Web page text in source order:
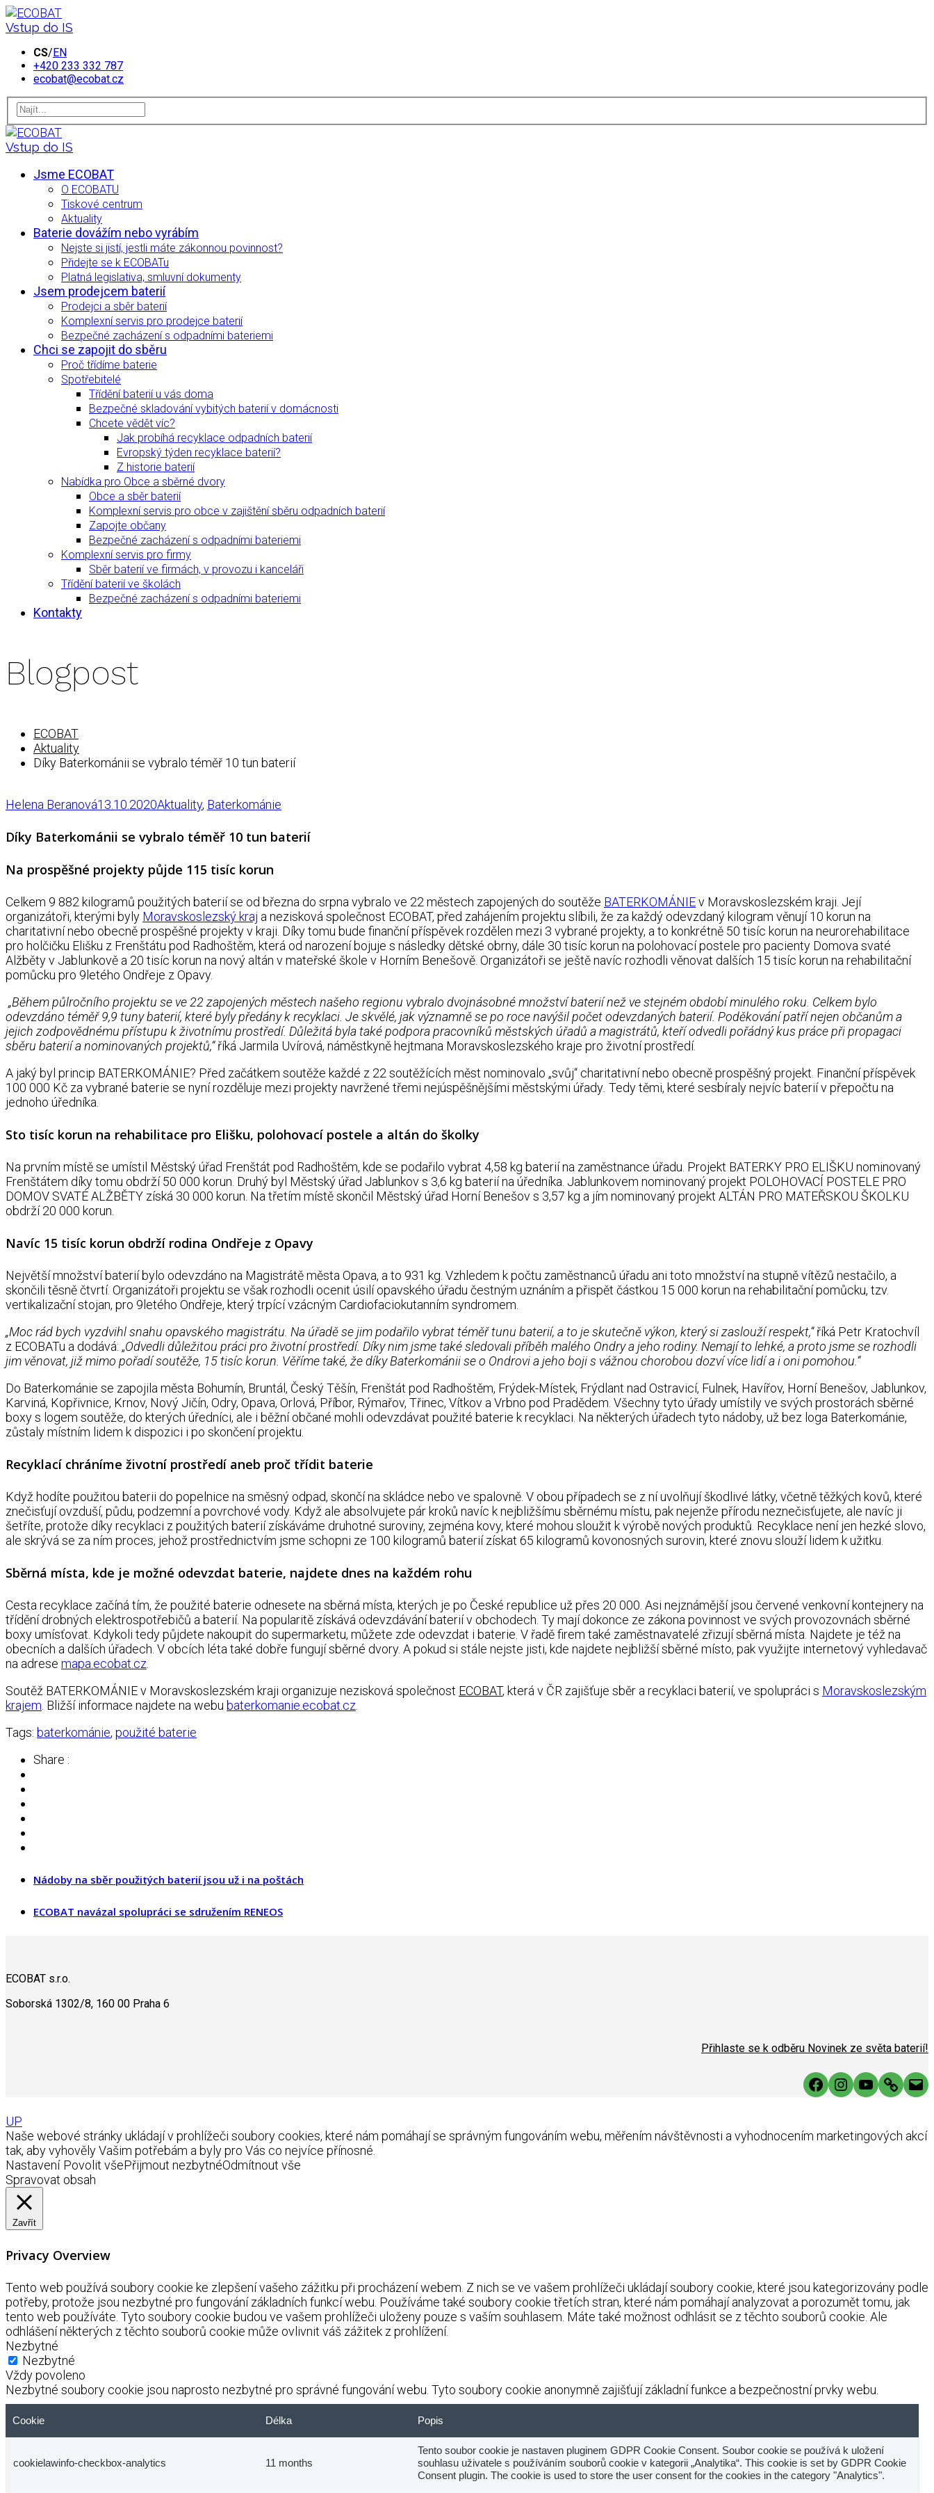
Vstup do IS
CS/EN
+420 233 332 787
ecobat@ecobat.cz
Vstup do IS
Jsme ECOBAT
O ECOBATU
Tiskové centrum
Aktuality
Baterie dovážím nebo vyrábím
Nejste si jistí, jestli máte zákonnou povinnost?
Přidejte se k ECOBATu
Platná legislativa, smluvní dokumenty
Jsem prodejcem baterií
Prodejci a sběr baterií
Komplexní servis pro prodejce baterií
Bezpečné zacházení s odpadními bateriemi
Chci se zapojit do sběru
Proč třídíme baterie
Spotřebitelé
Třídění baterií u vás doma
Bezpečné skladování vybitých baterií v domácnosti
Chcete vědět víc?
Jak probíhá recyklace odpadních baterií
Evropský týden recyklace baterií?
Z historie baterií
Nabídka pro Obce a sběrné dvory
Obce a sběr baterií
Komplexní servis pro obce v zajištění sběru odpadních baterií
Zapojte občany
Bezpečné zacházení s odpadními bateriemi
Komplexní servis pro firmy
Sběr baterií ve firmách, v provozu i kanceláři
Třídění baterií ve školách
Bezpečné zacházení s odpadními bateriemi
Kontakty
Blogpost
ECOBAT
Aktuality
Díky Baterkománii se vybralo téměř 10 tun baterií
Helena Beranová13.10.2020Aktuality, Baterkománie
Díky Baterkománii se vybralo téměř 10 tun baterií
Na prospěšné projekty půjde 115 tisíc korun
Celkem 9 882 kilogramů použitých baterií se od března do srpna vybralo ve 22 městech zapojených do soutěže BATERKOMÁNIEv Moravskoslezském kraji. Její
organizátoři, kterými byly Moravskoslezský kraj a nezisková společnost ECOBAT, před zahájením projektu slíbili, že za každý odevzdaný kilogram věnují 10 korun na
charitativní nebo obecně prospěšné projekty v kraji. Díky tomu bude finanční příspěvek rozdělen mezi 3 vybrané projekty, a to konkrétně 50 tisíc korun na neurorehabilitace
pro holčičku Elišku z Frenštátu pod Radhoštěm, která od narození bojuje s následky dětské obrny, dále 30 tisíc korun na polohovací postele pro pacienty Domova svaté
Alžběty v Jablunkově a 20 tisíc korun na nový altán v mateřské škole v Horním Benešově. Organizátoři se ještě navíc rozhodli věnovat dalších 15 tisíc korun na rehabilitační
pomůcku pro 9letého Ondřeje z Opavy.
„Během půlročního projektu se ve 22 zapojených městech našeho regionu vybralo dvojnásobné množství baterií než ve stejném období minulého roku. Celkem bylo
odevzdáno téměř 9,9 tuny baterií, které byly předány k recyklaci. Je skvělé, jak významně se po roce navýšil počet odevzdaných baterií. Poděkování patří nejen občanům a
jejich zodpovědnému přístupu k životnímu prostředí. Důležitá byla také podpora pracovníků městských úřadů a magistrátů, kteří odvedli pořádný kus práce při propagaci
sběru baterií a nominovaných projektů,“říká Jarmila Uvírová, náměstkyně hejtmana Moravskoslezského kraje pro životní prostředí.
A jaký byl princip BATERKOMÁNIE? Před začátkem soutěže každé z 22 soutěžících měst nominovalo „svůj“ charitativní nebo obecně prospěšný projekt. Finanční příspěvek
100 000 Kč za vybrané baterie se nyní rozděluje mezi projekty navržené třemi nejúspěšnějšími městskými úřady. Tedy těmi, které sesbíraly nejvíc baterií v přepočtu na
jednoho úředníka.
Sto tisíc korun na rehabilitace pro Elišku, polohovací postele a altán do školky
Na prvním místě se umístil Městský úřad Frenštát pod Radhoštěm, kde se podařilo vybrat 4,58 kg baterií na zaměstnance úřadu. Projekt BATERKY PRO ELIŠKU nominovaný
Frenštátem díky tomu obdrží 50 000 korun. Druhý byl Městský úřad Jablunkov s 3,6 kg baterií na úředníka. Jablunkovem nominovaný projekt POLOHOVACÍ POSTELE PRO
DOMOV SVATÉ ALŽBĚTY získá 30 000 korun. Na třetím místě skončil Městský úřad Horní Benešov s 3,57 kg a jím nominovaný projekt ALTÁN PRO MATEŘSKOU ŠKOLKU
obdrží 20 000 korun.
Navíc 15 tisíc korun obdrží rodina Ondřeje z Opavy
Největší množství baterií bylo odevzdáno na Magistrátě města Opava, a to 931 kg. Vzhledem k počtu zaměstnanců úřadu ani toto množství na stupně vítězů nestačilo, a
skončili těsně čtvrtí. Organizátoři projektu se však rozhodli ocenit úsilí opavského úřadu čestným uznáním a přispět částkou 15 000 korun na rehabilitační pomůcku, tzv.
vertikalizační stojan, pro 9letého Ondřeje, který trpící vzácným Cardiofaciokutanním syndromem.
„Moc rád bych vyzdvihl snahu opavského magistrátu. Na úřadě se jim podařilo vybrat téměř tunu baterií, a to je skutečně výkon, který si zaslouží respekt,“říká Petr Kratochvíl
z ECOBATu a dodává: „Odvedli důležitou práci pro životní prostředí. Díky nim jsme také sledovali příběh malého Ondry a jeho rodiny. Nemají to lehké, a proto jsme se rozhodli
jim věnovat, již mimo pořadí soutěže, 15 tisíc korun. Věříme také, že díky Baterkománii se o Ondrovi a jeho boji s vážnou chorobou dozví více lidí a i oni pomohou.“
Do Baterkománie se zapojila města Bohumín, Bruntál, Český Těšín, Frenštát pod Radhoštěm, Frýdek-Místek, Frýdlant nad Ostravicí, Fulnek, Havířov, Horní Benešov, Jablunkov,
Karviná, Kopřivnice, Krnov, Nový Jičín, Odry, Opava, Orlová, Příbor, Rýmařov, Třinec, Vítkov a Vrbno pod Pradědem. Všechny tyto úřady umístily ve svých prostorách sběrné
boxy s logem soutěže, do kterých úředníci, ale i běžní občané mohli odevzdávat použité baterie k recyklaci. Na některých úřadech tyto nádoby, už bez loga Baterkománie,
zůstaly místním lidem k dispozici i po skončení projektu.
Recyklací chráníme životní prostředí aneb proč třídit baterie
Když hodíte použitou baterii do popelnice na směsný odpad, skončí na skládce nebo ve spalovně. V obou případech se z ní uvolňují škodlivé látky, včetně těžkých kovů, které
znečisťují ovzduší, půdu, podzemní a povrchové vody. Když ale absolvujete pár kroků navíc k nejbližšímu sběrnému místu, pak nejenže přírodu neznečisťujete, ale navíc ji
šetříte, protože díky recyklaci z použitých baterií získáváme druhotné suroviny, zejména kovy, které mohou sloužit k výrobě nových produktů. Recyklace není jen hezké slovo,
ale skrývá se za ním proces, jehož prostřednictvím jsme schopni ze 100 kilogramů baterií získat 65 kilogramů kovonosných surovin, které znovu slouží lidem k užitku.
Sběrná místa, kde je možné odevzdat baterie, najdete dnes na každém rohu
Cesta recyklace začíná tím, že použité baterie odnesete na sběrná místa, kterých je po České republice už přes 20 000. Asi nejznámější jsou červené venkovní kontejnery na
třídění drobných elektrospotřebičů a baterií. Na popularitě získává odevzdávání baterií v obchodech. Ty mají dokonce ze zákona povinnost ve svých provozovnách sběrné
boxy umísťovat. Kdykoli tedy půjdete nakoupit do supermarketu, můžete zde odevzdat i baterie. V řadě firem také zaměstnavatelé zřizují sběrná místa. Najdete je též na
obecních a dalších úřadech. V obcích léta také dobře fungují sběrné dvory. A pokud si stále nejste jisti, kde najdete nejbližší sběrné místo, pak využijte internetový vyhledavač
na adrese mapa.ecobat.cz
Soutěž BATERKOMÁNIE v Moravskoslezském kraji organizuje nezisková společnost ECOBAT, která v ČR zajišťuje sběr a recyklaci baterií, ve spolupráci s Moravskoslezským
krajem . Bližší informace najdete na webu baterkomanie.ecobat.cz
Tags: baterkománie, použité baterie
Share :
Nádoby na sběr použitých baterií jsou už i na poštách
ECOBAT navázal spolupráci se sdružením RENEOS
ECOBAT s.r.o.
Soborská 1302/8, 160 00 Praha 6
Přihlaste se k odběru Novinek ze světa baterií!
Facebook
Instagram
YouTube
Link
UP
Naše webové stránky ukládají v prohlížeči soubory cookies, které nám pomáhají se správným fungováním webu, měřením návštěvnosti a vyhodnocením marketingových akcí
tak, aby vyhověly Vašim potřebám a byly pro Vás co nejvíce přínosné.
Nastavení Povolit všePřijmout nezbytnéOdmítnout vše
Spravovat obsah
Zavřít
Privacy Overview
Tento web používá soubory cookie ke zlepšení vašeho zážitku při procházení webem. Z nich se ve vašem prohlížeči ukládají soubory cookie, které jsou kategorizovány podle
potřeby, protože jsou nezbytné pro fungování základních funkcí webu. Používáme také soubory cookie třetích stran, které nám pomáhají analyzovat a porozumět tomu, jak
tento web používáte. Tyto soubory cookie budou ve vašem prohlížeči uloženy pouze s vaším souhlasem. Máte také možnost odhlásit se z těchto souborů cookie. Ale
odhlášení některých z těchto souborů cookie může ovlivnit váš zážitek z prohlížení.
Nezbytné
Nezbytné
Vždy povoleno
Nezbytné soubory cookie jsou naprosto nezbytné pro správné fungování webu. Tyto soubory cookie anonymně zajišťují základní funkce a bezpečnostní prvky webu.
Cookie Délka Popis
cookielawinfo-checkbox-analytics 11 months
Tento soubor cookie je nastaven pluginem GDPR Cookie Consent. Soubor cookie se používá k uložení
souhlasu uživatele s používáním souborů cookie v kategorii „Analytika“. This cookie is set by GDPR Cookie
Consent plugin. The cookie is used to store the user consent for the cookies in the category "Analytics".